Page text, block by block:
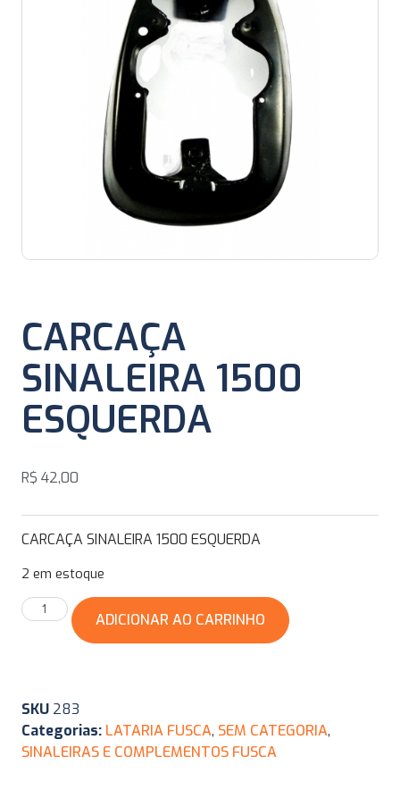
CARCAÇA
SINALEIRA 1500
ESQUERDA
R$ 42,00
CARCAÇA SINALEIRA 1500 ESQUERDA
2 em estoque
ADICIONAR AO CARRINHO
SKU 283
Categorias: LATARIA FUSCA, SEM CATEGORIA,
SINALEIRAS E COMPLEMENTOS FUSCA